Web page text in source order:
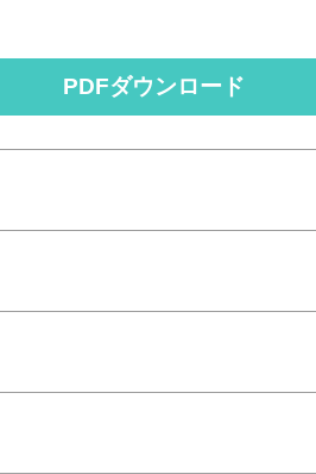
PDFダウンロード